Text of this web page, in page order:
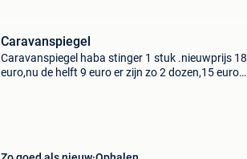
Caravanspiegel
Caravanspiegel haba stinger 1 stuk .nieuwprijs 18
euro,nu de helft 9 euro er zijn zo 2 dozen,15 euro